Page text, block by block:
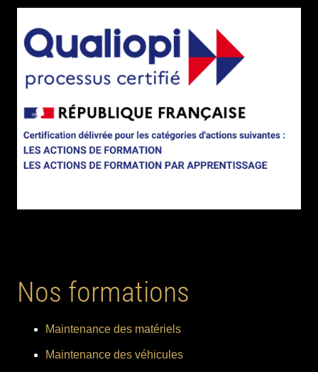
Nos formations
Maintenance des matériels
Maintenance des véhicules